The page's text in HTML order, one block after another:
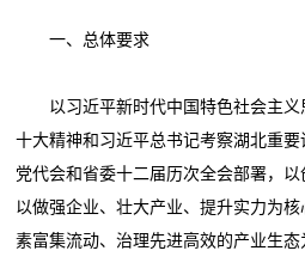
一、总体要求
以习近平新时代中国特色社会主义
十大精神和习近平总书记考察湖北重
党代会和省委十二届历次全会部署，以
以做强企业、壮大产业、提升实力为
素富集流动、治理先进高效的产业生态